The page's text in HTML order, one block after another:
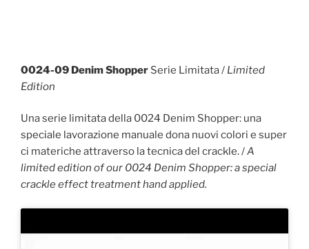
0024-09 Denim Shopper Serie Limitata / Limited
Edition
Una serie limitata della 0024 Denim Shopper: una
speciale lavorazione manuale dona nuovi colori e super
ci materiche attraverso la tecnica del crackle. /A
limited edition of our 0024 Denim Shopper: a special
crackle effect treatment hand applied.